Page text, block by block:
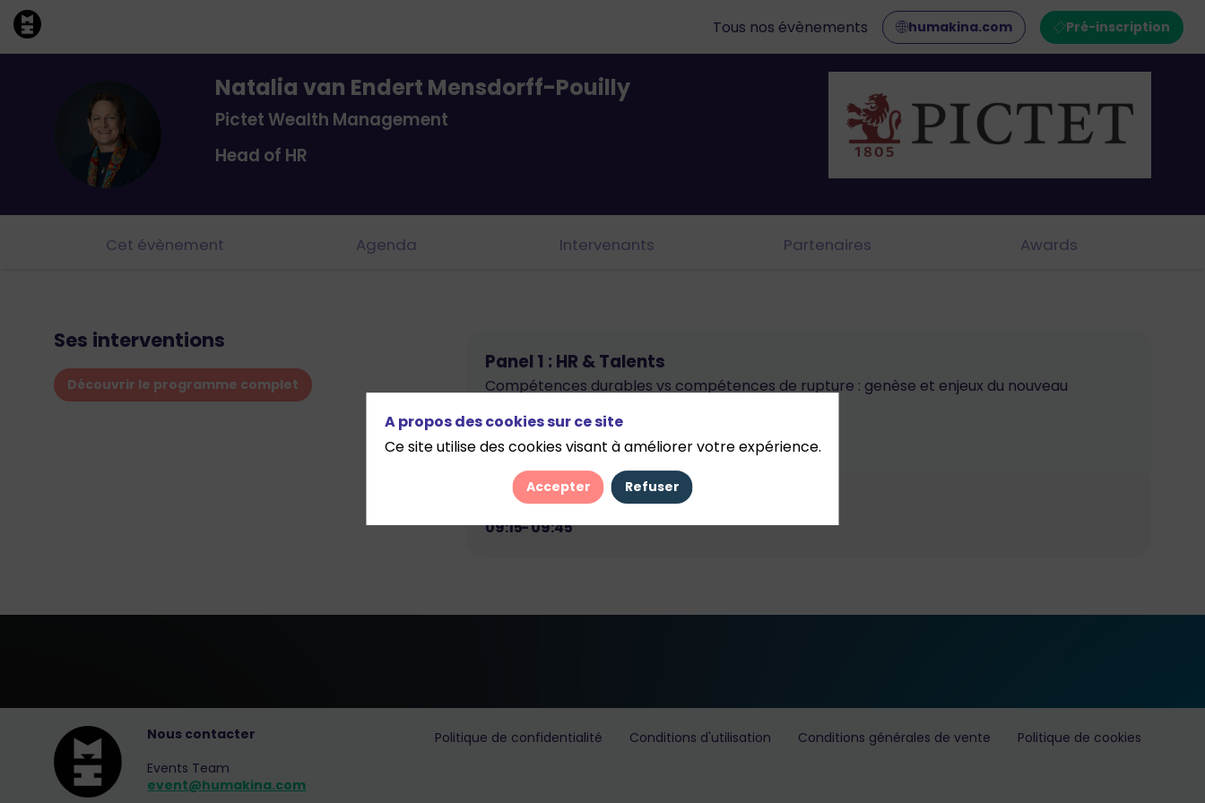
Tous nos évènements humakina.com Pré-inscription
NVEM
Natalia van Endert Mensdorff-Pouilly
Pictet Wealth Management
Head of HR
Cet évènement Agenda Intervenants Partenaires Awards
Ses interventions
Découvrir le programme complet
Salon Panhard-Levassor
09:15 09:45
Panel 1 : HR & Talents
Compétences durables vs compétences de rupture : genèse et enjeux du nouveau
Nous contacter
Events Team
event@humakina.com
Politique de confidentialité Conditions d'utilisation Conditions générales de vente Politique de cookies
A propos des cookies sur ce site
Ce site utilise des cookies visant à améliorer votre expérience.
Accepter Refuser